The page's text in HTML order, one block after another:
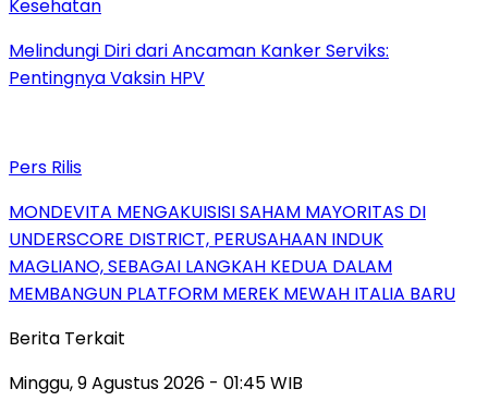
Kesehatan
Melindungi Diri dari Ancaman Kanker Serviks:
Pentingnya Vaksin HPV
Pers Rilis
MONDEVITA MENGAKUISISI SAHAM MAYORITAS DI
UNDERSCORE DISTRICT, PERUSAHAAN INDUK
MAGLIANO, SEBAGAI LANGKAH KEDUA DALAM
MEMBANGUN PLATFORM MEREK MEWAH ITALIA BARU
Berita Terkait
Minggu, 9 Agustus 2026 - 01:45 WIB